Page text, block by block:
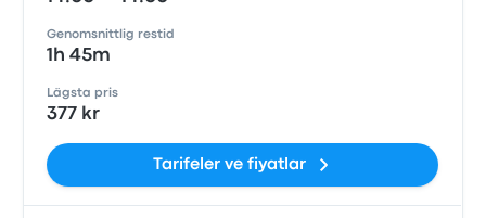
Genomsnittlig restid
1h 45m
Lägsta pris
377 kr
Tarifeler ve fiyatlar